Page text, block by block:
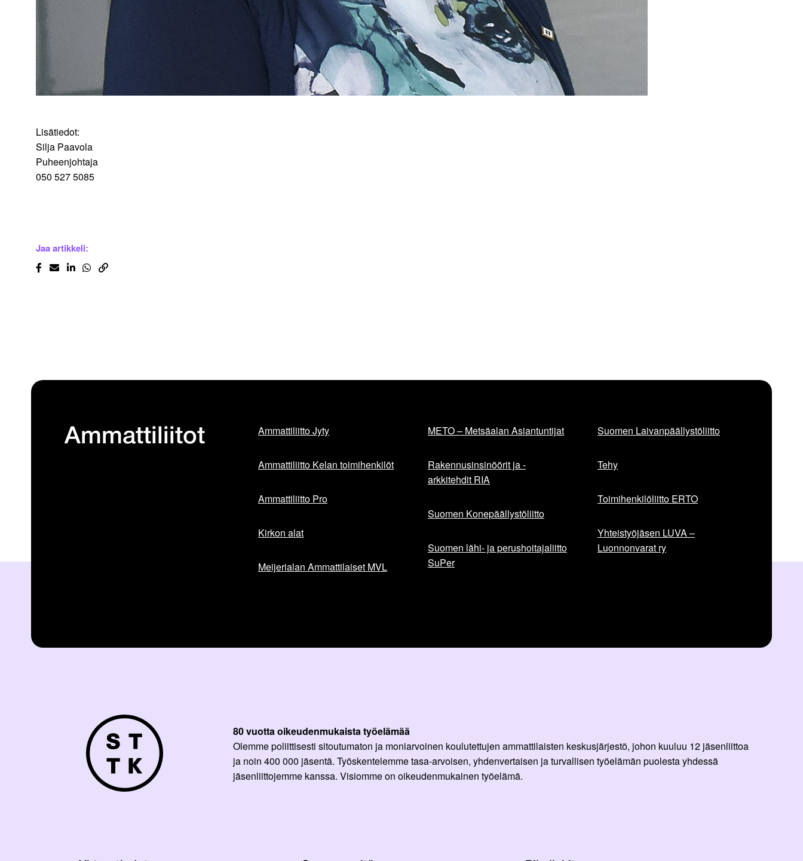
Lisätiedot:
Silja Paavola
Puheenjohtaja
050 527 5085
Jaa artikkeli:
Ammattiliitot Ammattiliitto Jyty
Ammattiliitto Kelan toimihenkilöt
Ammattiliitto Pro
Kirkon alat
Meijerialan Ammattilaiset MVL
METO – Metsäalan Asiantuntijat
Rakennusinsinöörit ja -
arkkitehdit RIA
Suomen Konepäällystöliitto
Suomen lähi- ja perushoitajaliitto
SuPer
Suomen Laivanpäällystöliitto
Tehy
Toimihenkilöliitto ERTO
Yhteistyöjäsen LUVA –
Luonnonvarat ry
80 vuotta oikeudenmukaista työelämää
Olemme poliittisesti sitoutumaton ja moniarvoinen koulutettujen ammattilaisten keskusjärjestö, johon kuuluu 12 jäsenliittoa
ja noin 400 000 jäsentä. Työskentelemme tasa-arvoisen, yhdenvertaisen ja turvallisen työelämän puolesta yhdessä
jäsenliittojemme kanssa. Visiomme on oikeudenmukainen työelämä.